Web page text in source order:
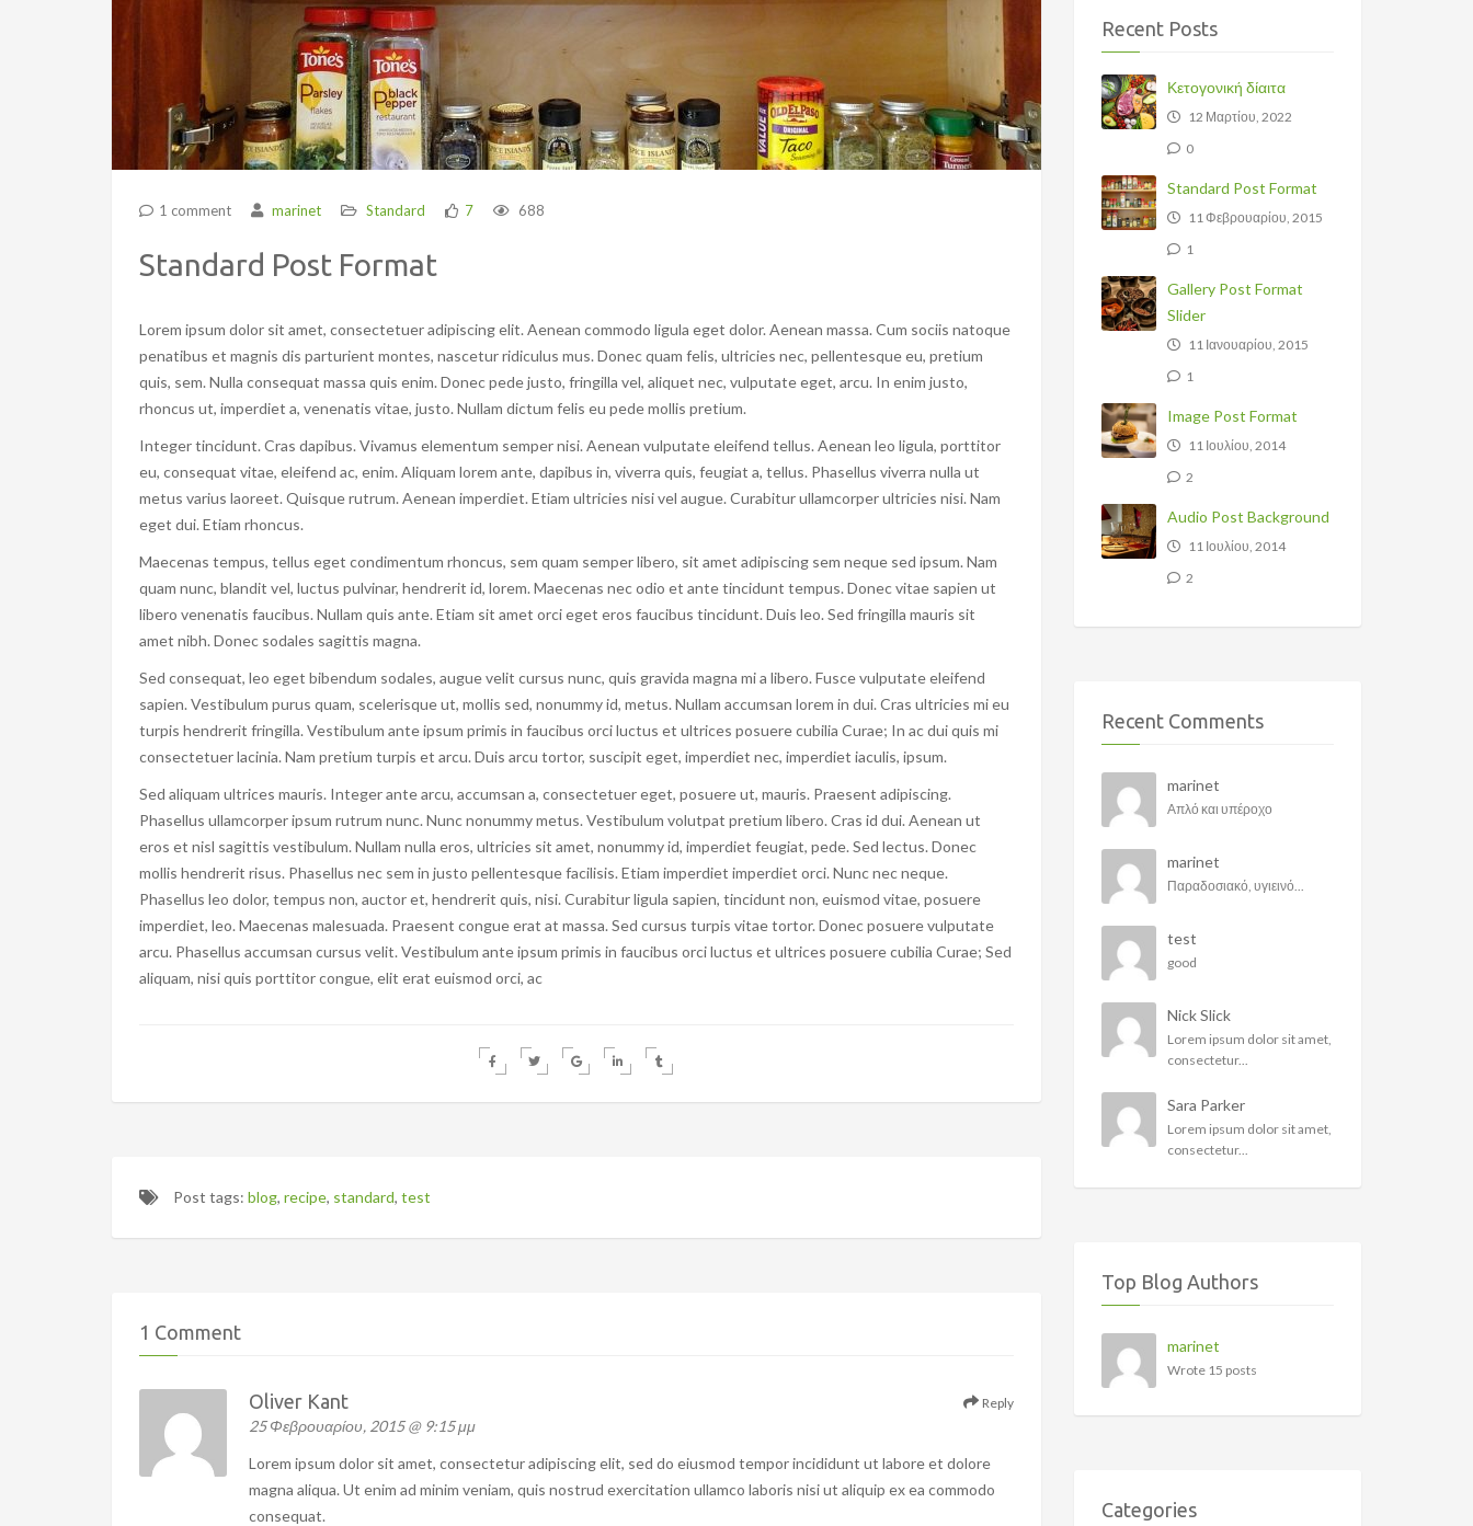
1 comment marinet Standard 7 688
Standard Post Format
Lorem ipsum dolor sit amet, consectetuer adipiscing elit. Aenean commodo ligula eget dolor. Aenean massa. Cum sociis natoque
penatibus et magnis dis parturient montes, nascetur ridiculus mus. Donec quam felis, ultricies nec, pellentesque eu, pretium
quis, sem. Nulla consequat massa quis enim. Donec pede justo, fringilla vel, aliquet nec, vulputate eget, arcu. In enim justo,
rhoncus ut, imperdiet a, venenatis vitae, justo. Nullam dictum felis eu pede mollis pretium.
Integer tincidunt. Cras dapibus. Vivamus elementum semper nisi. Aenean vulputate eleifend tellus. Aenean leo ligula, porttitor
eu, consequat vitae, eleifend ac, enim. Aliquam lorem ante, dapibus in, viverra quis, feugiat a, tellus. Phasellus viverra nulla ut
metus varius laoreet. Quisque rutrum. Aenean imperdiet. Etiam ultricies nisi vel augue. Curabitur ullamcorper ultricies nisi. Nam
eget dui. Etiam rhoncus.
Maecenas tempus, tellus eget condimentum rhoncus, sem quam semper libero, sit amet adipiscing sem neque sed ipsum. Nam
quam nunc, blandit vel, luctus pulvinar, hendrerit id, lorem. Maecenas nec odio et ante tincidunt tempus. Donec vitae sapien ut
libero venenatis faucibus. Nullam quis ante. Etiam sit amet orci eget eros faucibus tincidunt. Duis leo. Sed fringilla mauris sit
amet nibh. Donec sodales sagittis magna.
Sed consequat, leo eget bibendum sodales, augue velit cursus nunc, quis gravida magna mi a libero. Fusce vulputate eleifend
sapien. Vestibulum purus quam, scelerisque ut, mollis sed, nonummy id, metus. Nullam accumsan lorem in dui. Cras ultricies mi eu
turpis hendrerit fringilla. Vestibulum ante ipsum primis in faucibus orci luctus et ultrices posuere cubilia Curae; In ac dui quis mi
consectetuer lacinia. Nam pretium turpis et arcu. Duis arcu tortor, suscipit eget, imperdiet nec, imperdiet iaculis, ipsum.
Sed aliquam ultrices mauris. Integer ante arcu, accumsan a, consectetuer eget, posuere ut, mauris. Praesent adipiscing.
Phasellus ullamcorper ipsum rutrum nunc. Nunc nonummy metus. Vestibulum volutpat pretium libero. Cras id dui. Aenean ut
eros et nisl sagittis vestibulum. Nullam nulla eros, ultricies sit amet, nonummy id, imperdiet feugiat, pede. Sed lectus. Donec
mollis hendrerit risus. Phasellus nec sem in justo pellentesque facilisis. Etiam imperdiet imperdiet orci. Nunc nec neque.
Phasellus leo dolor, tempus non, auctor et, hendrerit quis, nisi. Curabitur ligula sapien, tincidunt non, euismod vitae, posuere
imperdiet, leo. Maecenas malesuada. Praesent congue erat at massa. Sed cursus turpis vitae tortor. Donec posuere vulputate
arcu. Phasellus accumsan cursus velit. Vestibulum ante ipsum primis in faucibus orci luctus et ultrices posuere cubilia Curae; Sed
aliquam, nisi quis porttitor congue, elit erat euismod orci, ac
Post tags: blog, recipe, standard, test
1 Comment
Oliver Kant
25 Φεβρουαρίου, 2015 @ 9:15 μμ
Reply
Lorem ipsum dolor sit amet, consectetur adipiscing elit, sed do eiusmod tempor incididunt ut labore et dolore
magna aliqua. Ut enim ad minim veniam, quis nostrud exercitation ullamco laboris nisi ut aliquip ex ea commodo
consequat.
Recent Posts
Κετογονική δίαιτα
12 Μαρτίου, 2022
0
Standard Post Format
11 Φεβρουαρίου, 2015
1
Gallery Post Format
Slider
11 Ιανουαρίου, 2015
1
Image Post Format
11 Ιουλίου, 2014
2
Audio Post Background
11 Ιουλίου, 2014
2
Recent Comments
marinet
Απλό και υπέροχο
marinet
Παραδοσιακό, υγιεινό...
test
good
Nick Slick
Lorem ipsum dolor sit amet,
consectetur...
Sara Parker
Lorem ipsum dolor sit amet,
consectetur...
Top Blog Authors
marinet
Wrote 15 posts
Categories